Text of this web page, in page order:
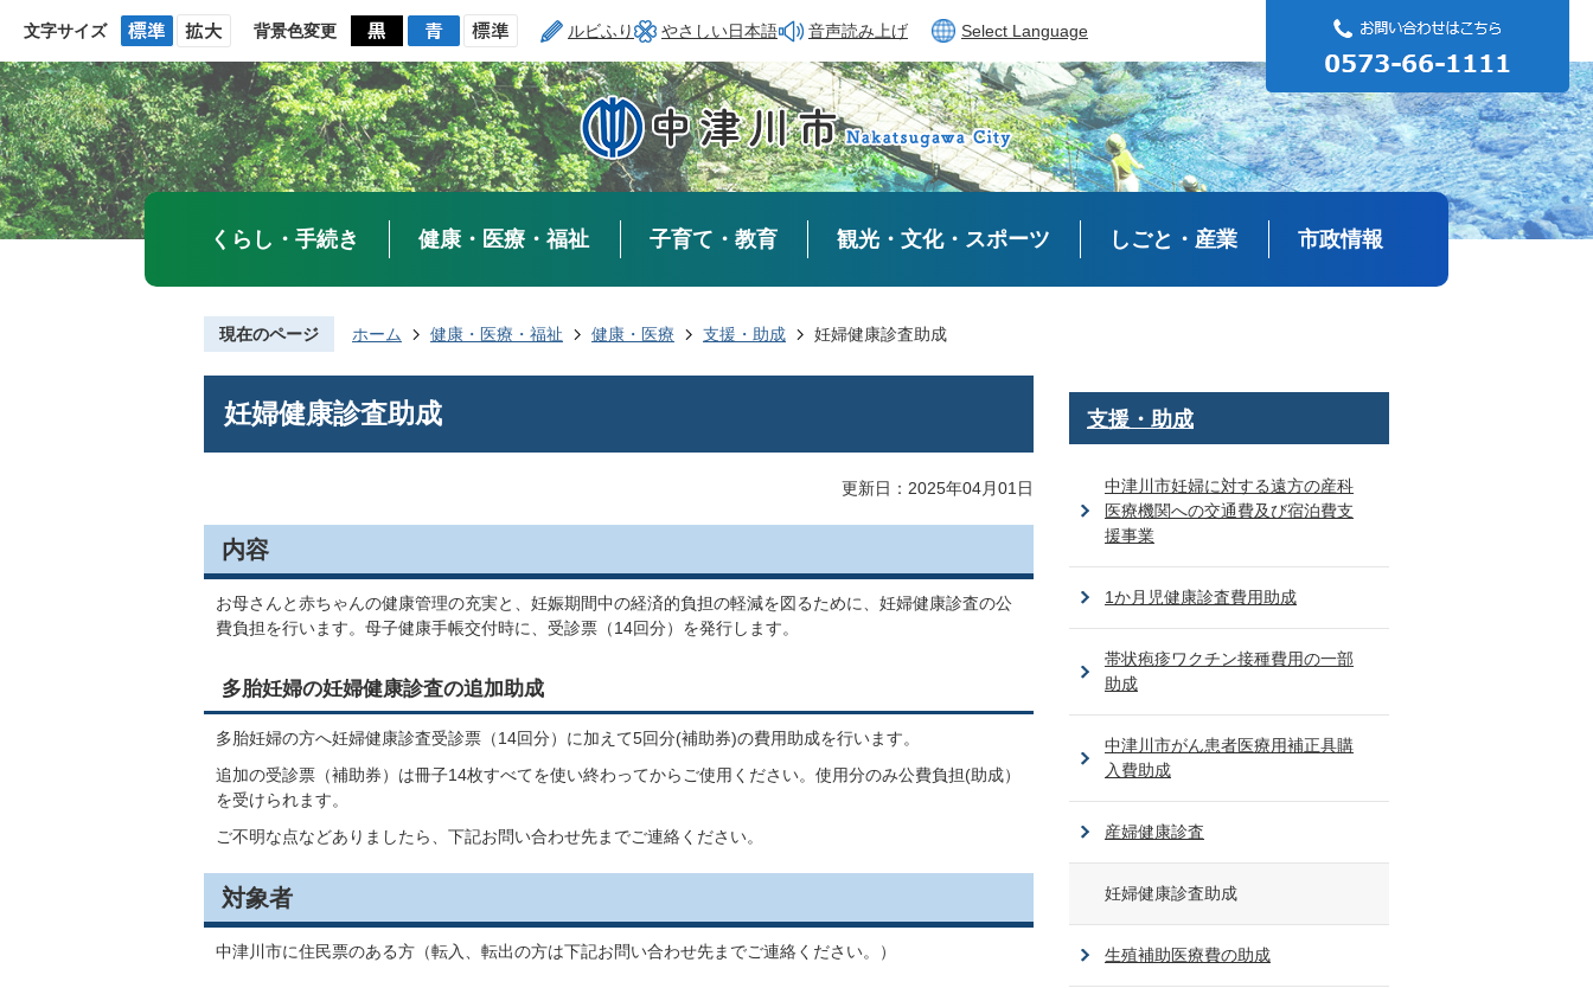
文字サイズ 背景色変更 ルビふり やさしい日本語 音声読み上げ Select Language
くらし・手続き 健康・医療・福祉 子育て・教育 観光・文化・スポーツ しごと・産業 市政情報
現在のページ ホーム 健康・医療・福祉 健康・医療 支援・助成 妊婦健康診査助成
妊婦健康診査助成
更新日：2025年04月01日
内容
お母さんと赤ちゃんの健康管理の充実と、妊娠期間中の経済的負担の軽減を図るために、妊婦健康診査の公
費負担を行います。母子健康手帳交付時に、受診票（14回分）を発行します。
多胎妊婦の妊婦健康診査の追加助成
多胎妊婦の方へ妊婦健康診査受診票（14回分）に加えて5回分(補助券)の費用助成を行います。
追加の受診票（補助券）は冊子14枚すべてを使い終わってからご使用ください。使用分のみ公費負担(助成）
を受けられます。
ご不明な点などありましたら、下記お問い合わせ先までご連絡ください。
対象者
中津川市に住民票のある方（転入、転出の方は下記お問い合わせ先までご連絡ください。）
支援・助成
中津川市妊婦に対する遠方の産科
医療機関への交通費及び宿泊費支
援事業
1か月児健康診査費用助成
帯状疱疹ワクチン接種費用の一部
助成
中津川市がん患者医療用補正具購
入費助成
産婦健康診査
妊婦健康診査助成
生殖補助医療費の助成